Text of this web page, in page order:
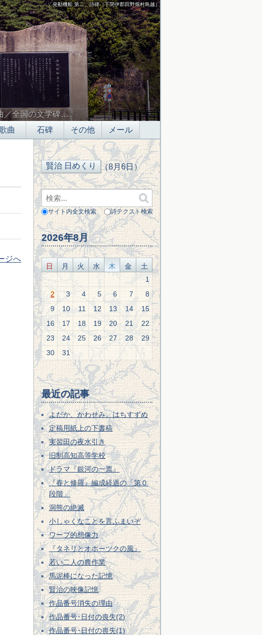
「発動機船 第二」詩碑（下閉伊郡田野畑村島越）
／全国の文学碑…
曲 石碑 その他 メール
ジへ
（8月6日）
サイト内全文検索 詩テクスト検索
2026年8月
日 月 火 水 木 金
土
1
2
3 4 5 6 7
8
9
10 11 12 13 14
15
16
17 18 19 20 21
22
23
24 25 26 27 28
29
30
31
最近の記事
よだか、かわせみ、はちすずめ
定稿用紙上の下書稿
実習田の夜水引き
旧制高知高等学校
ドラマ『銀河の一票』
『春と修羅』編成経過の「第０
段階」
洞熊の絶滅
小しゃくなことを言ふまいぞ
ワープ的想像力
『タネリとオホーツクの風』
若い二人の農作業
馬泥棒になった記憶
賢治の映像記憶
作品番号消失の理由
作品番号･日付の喪失(2)
作品番号･日付の喪失(1)